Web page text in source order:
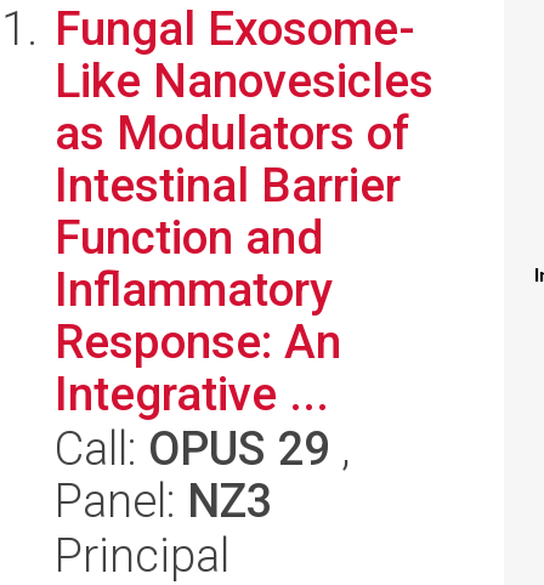
Fungal Exosome-
Like Nanovesicles
as Modulators of
Intestinal Barrier
Function and
Inflammatory
Response: An
Integrative ...
Call: OPUS 29 ,
Panel: NZ3
Principal